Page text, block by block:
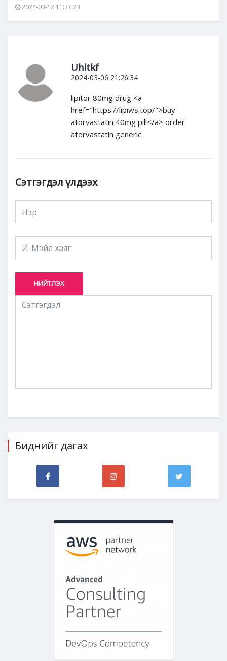
2024-03-12 11:37:23
Uhltkf
2024-03-06 21:26:34
lipitor 80mg drug <a
href="https://lipiws.top/">buy
atorvastatin 40mg pill</a> order
atorvastatin generic
Сэтгэгдэл үлдээх
НИЙТЛЭХ
Биднийг дагах